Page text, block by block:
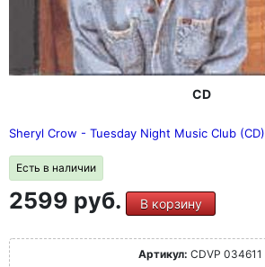
CD
Sheryl Crow - Tuesday Night Music Club (CD)
Есть в наличии
2599 руб. В корзину
Артикул: CDVP 034611